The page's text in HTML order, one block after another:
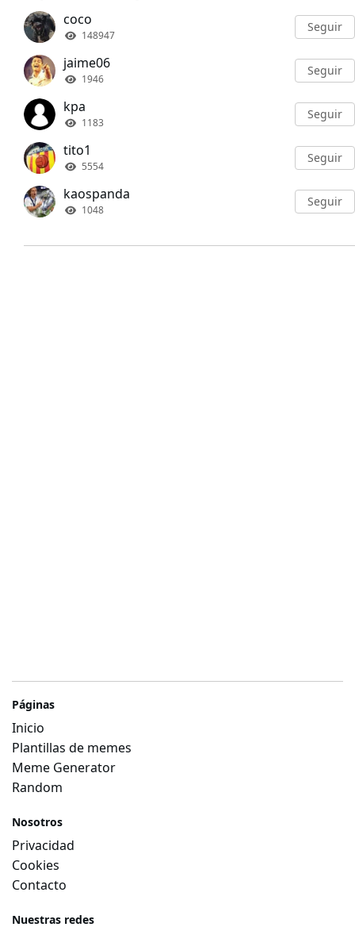
coco
148947
Seguir
jaime06
1946
Seguir
kpa
1183
Seguir
tito1
5554
Seguir
kaospanda
1048
Seguir
Páginas
Inicio
Plantillas de memes
Meme Generator
Random
Nosotros
Privacidad
Cookies
Contacto
Nuestras redes